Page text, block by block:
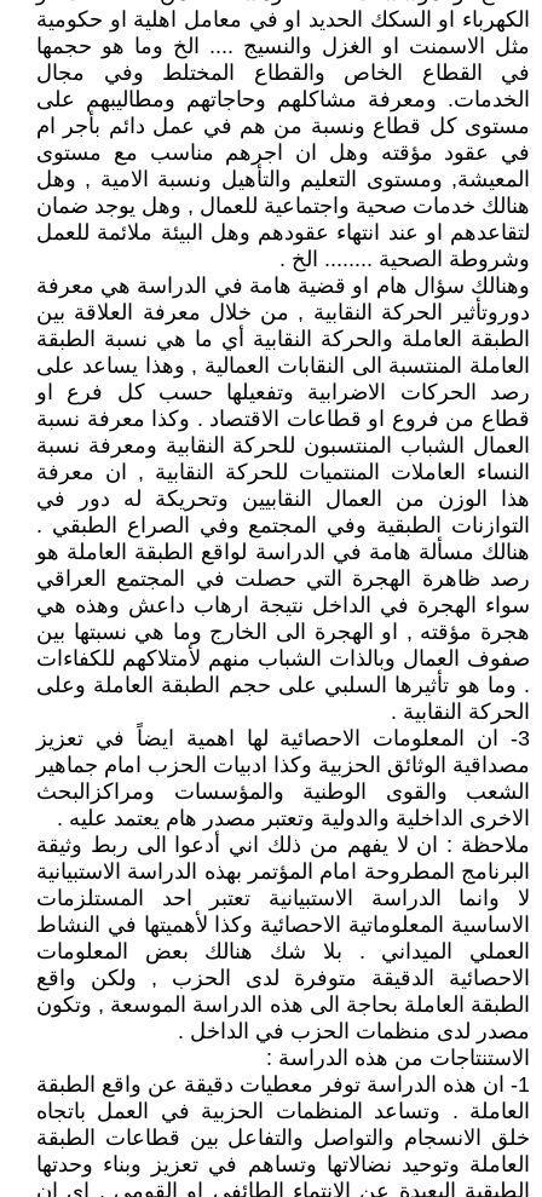
الكهرباء او السكك الحديد او في معامل اهلية او حكومية
مثل الاسمنت او الغزل والنسيج .... الخ وما هو حجمها
في القطاع الخاص والقطاع المختلط وفي مجال
الخدمات. ومعرفة مشاكلهم وحاجاتهم ومطاليبهم على
مستوى كل قطاع ونسبة من هم في عمل دائم بأجر ام
في عقود مؤقته وهل ان اجرهم مناسب مع مستوى
المعيشة, ومستوى التعليم والتأهيل ونسبة الامية , وهل
هنالك خدمات صحية واجتماعية للعمال , وهل يوجد ضمان
لتقاعدهم او عند انتهاء عقودهم وهل البيئة ملائمة للعمل
وشروطة الصحية ........ الخ .
وهنالك سؤال هام او قضية هامة في الدراسة هي معرفة
دوروتأثير الحركة النقابية , من خلال معرفة العلاقة بين
الطبقة العاملة والحركة النقابية أي ما هي نسبة الطبقة
العاملة المنتسبة الى النقابات العمالية , وهذا يساعد على
رصد الحركات الاضرابية وتفعيلها حسب كل فرع او
قطاع من فروع او قطاعات الاقتصاد . وكذا معرفة نسبة
العمال الشباب المنتسبون للحركة النقابية ومعرفة نسبة
النساء العاملات المنتميات للحركة النقابية , ان معرفة
هذا الوزن من العمال النقابيين وتحريكة له دور في
التوازنات الطبقية وفي المجتمع وفي الصراع الطبقي .
هنالك مسألة هامة في الدراسة لواقع الطبقة العاملة هو
رصد ظاهرة الهجرة التي حصلت في المجتمع العراقي
سواء الهجرة في الداخل نتيجة ارهاب داعش وهذه هي
هجرة مؤقته , او الهجرة الى الخارج وما هي نسبتها بين
صفوف العمال وبالذات الشباب منهم لأمتلاكهم للكفاءات
. وما هو تأثيرها السلبي على حجم الطبقة العاملة وعلى
الحركة النقابية .
3- ان المعلومات الاحصائية لها اهمية ايضاً في تعزيز
مصداقية الوثائق الحزبية وكذا ادبيات الحزب امام جماهير
الشعب والقوى الوطنية والمؤسسات ومراكزالبحث
الاخرى الداخلية والدولية وتعتبر مصدر هام يعتمد عليه .
ملاحظة : ان لا يفهم من ذلك اني أدعوا الى ربط وثيقة
البرنامج المطروحة امام المؤتمر بهذه الدراسة الاستبيانية
لا وانما الدراسة الاستبيانية تعتبر احد المستلزمات
الاساسية المعلوماتية الاحصائية وكذا لأهميتها في النشاط
العملي الميداني . بلا شك هنالك بعض المعلومات
الاحصائية الدقيقة متوفرة لدى الحزب , ولكن واقع
الطبقة العاملة بحاجة الى هذه الدراسة الموسعة , وتكون
مصدر لدى منظمات الحزب في الداخل .
الاستنتاجات من هذه الدراسة :
1- ان هذه الدراسة توفر معطيات دقيقة عن واقع الطبقة
العاملة . وتساعد المنظمات الحزبية في العمل باتجاه
خلق الانسجام والتواصل والتفاعل بين قطاعات الطبقة
العاملة وتوحيد نضالاتها وتساهم في تعزيز وبناء وحدتها
الطبقية البعيدة عن الانتماء الطائفي او القومي . اي ان